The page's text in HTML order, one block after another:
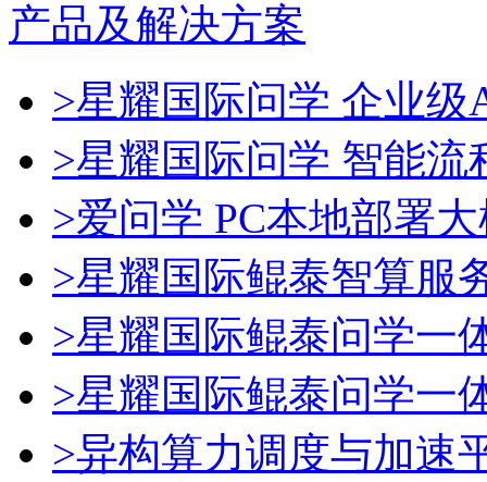
产品及解决方案
>星耀国际问学 企业级
>星耀国际问学 智能流
>爱问学 PC本地部署
>星耀国际鲲泰智算服
>星耀国际鲲泰问学一
>星耀国际鲲泰问学一
>异构算力调度与加速